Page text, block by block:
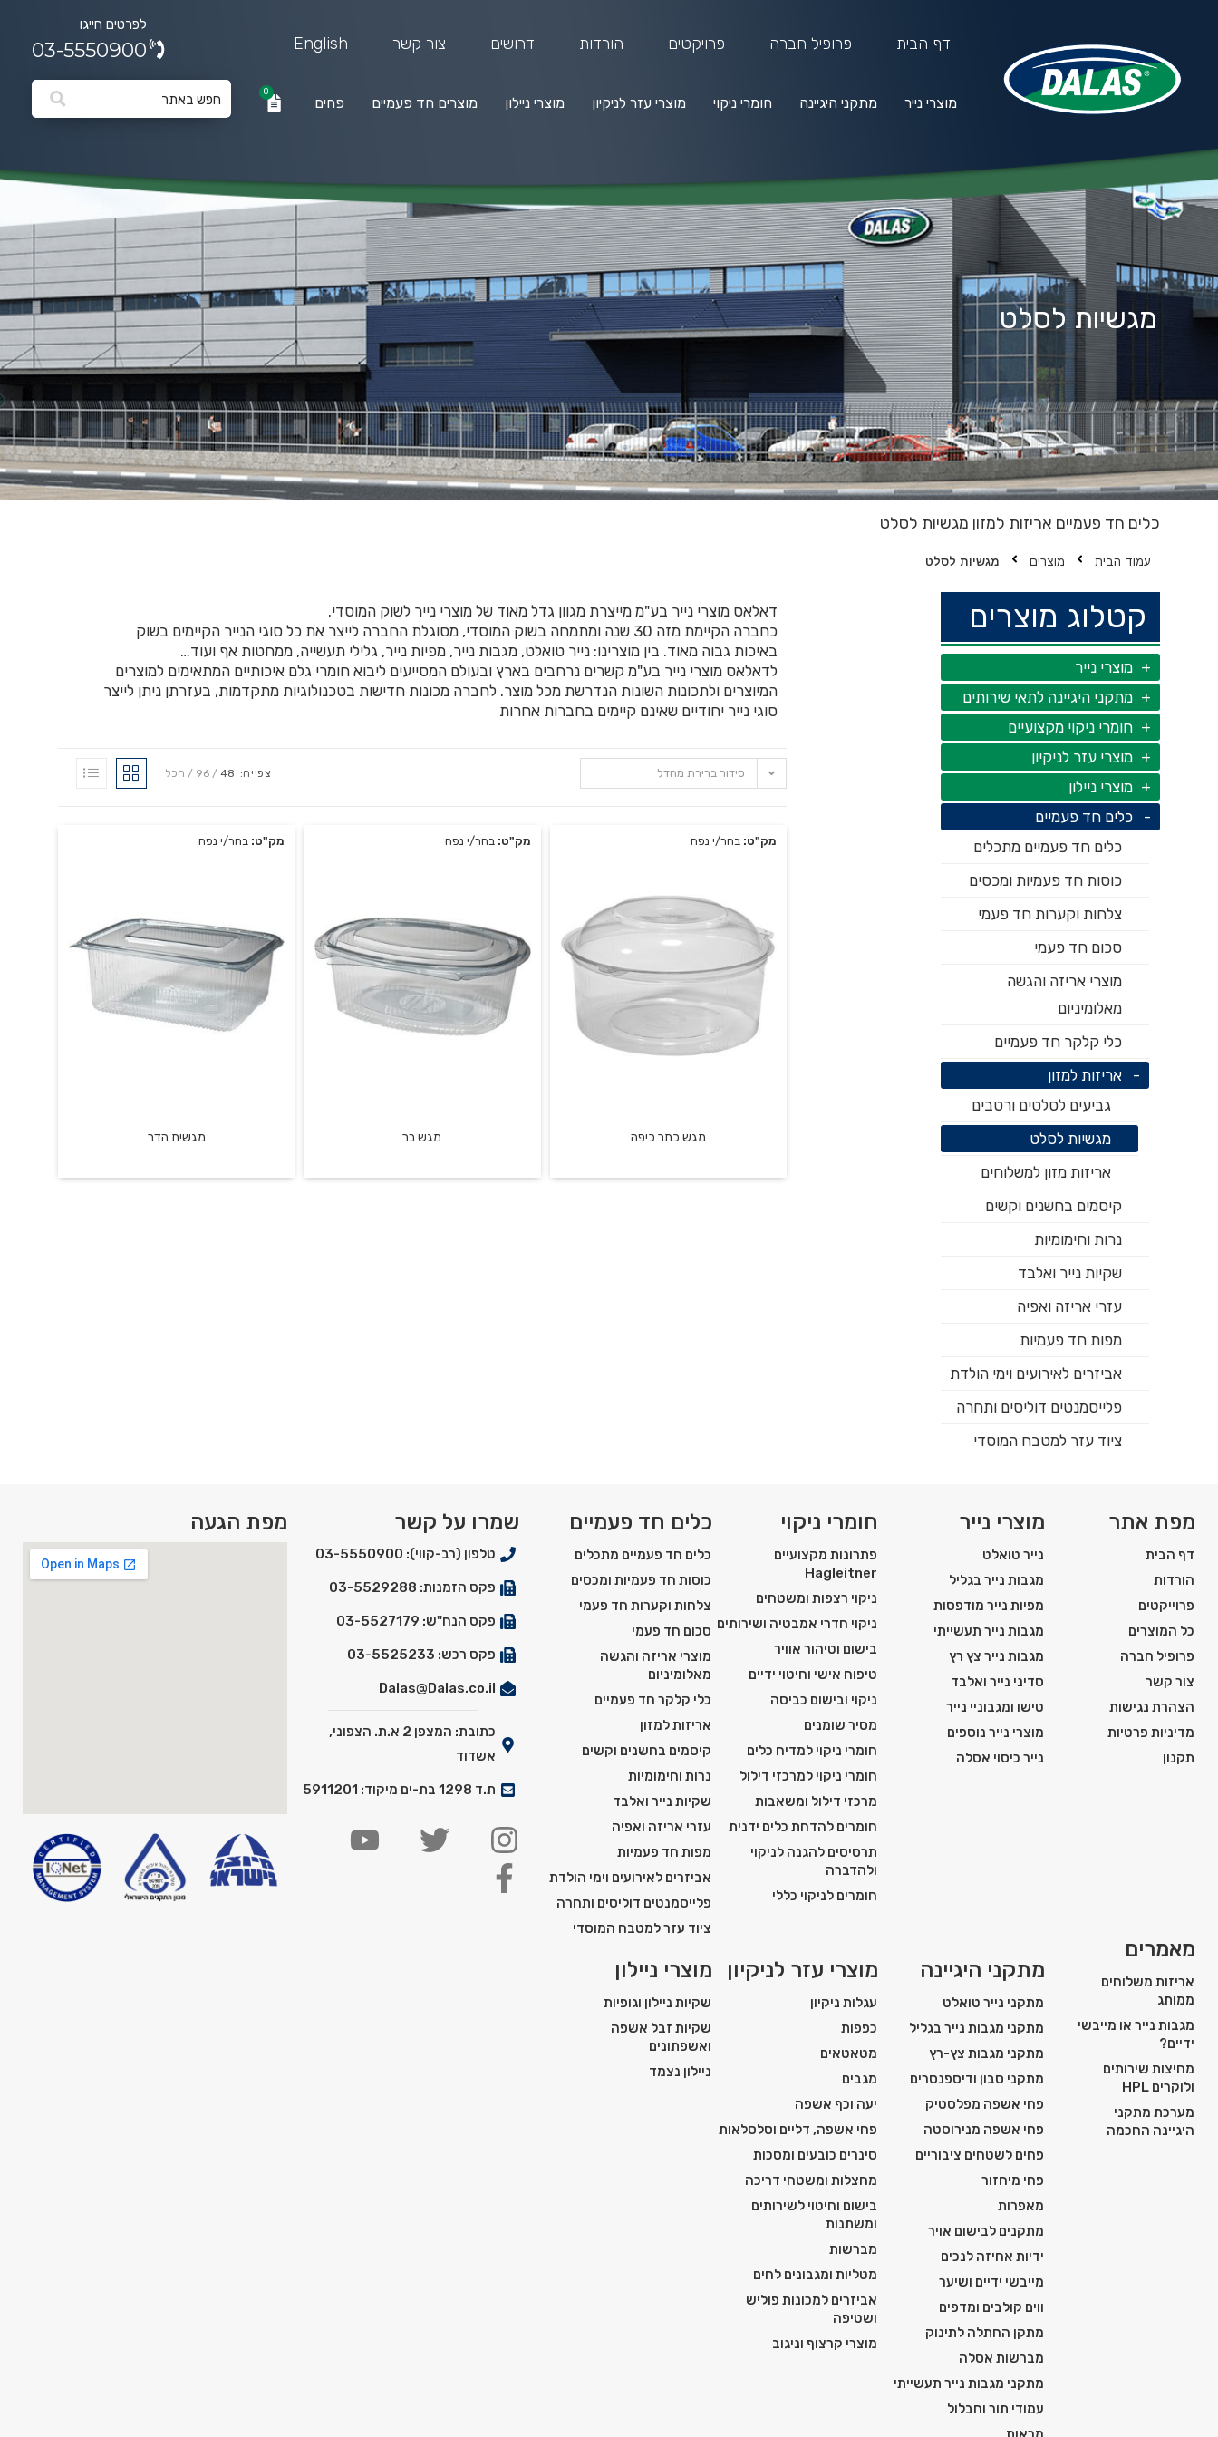
דף הבית פרופיל חברה פרויקטים הורדות דרושים צור קשר English
לפרטים חייגו
03-5550900
מוצרי נייר מתקני היגיינה חומרי ניקוי מוצרי עזר לניקיון מוצרי ניילון מוצרים חד פעמיים פחים
0
מוצרי נייר מתקני היגיינה חומרי ניקוי מוצרי עזר לניקיון מוצרי ניילון מוצרים חד פעמיים פחים
מגשיות לסלט
כלים חד פעמיים אריזות למזון מגשיות לסלט
עמוד הבית מוצרים מגשיות לסלט
קטלוג מוצרים
מוצרי נייר
מתקני היגיינה לתאי שירותים
חומרי ניקוי מקצועיים
מוצרי עזר לניקיון
מוצרי ניילון
כלים חד פעמיים
כלים חד פעמיים מתכלים
כוסות חד פעמיות ומכסים
צלחות וקערות חד פעמי
סכום חד פעמי
מוצרי אריזה והגשה
מאלומיניום
כלי קלקר חד פעמיים
אריזות למזון
גביעים לסלטים ורטבים
מגשיות לסלט
אריזות מזון למשלוחים
קיסמים בחשנים וקשים
נרות וחימומיות
שקיות נייר ואלבד
עזרי אריזה ואפיה
מפות חד פעמיות
אביזרים לאירועים וימי הולדת
פלייסמנטים דוליסים ותחרה
ציוד עזר למטבח המוסדי
דאלאס מוצרי נייר בע"מ מייצרת מגוון גדל מאוד של מוצרי נייר לשוק המוסדי.
כחברה הקיימת מזה 30 שנה ומתמחה בשוק המוסדי, מסוגלת החברה לייצר את כל סוגי הנייר הקיימים בשוק
באיכות גבוה מאוד. בין מוצרינו: נייר טואלט, מגבות נייר, מפיות נייר, גלילי תעשייה, ממחטות אף ועוד…
לדאלאס מוצרי נייר בע"מ קשרים נרחבים בארץ ובעולם המסייעים ליבוא חומרי גלם איכותיים המתאימים למוצרים
המיוצרים ולתכונות השונות הנדרשת מכל מוצר. לחברה מכונות חדישות בטכנולוגיות מתקדמות, בעזרתן ניתן לייצר
סוגי נייר יחודיים שאינם קיימים בחברות אחרות
סידור ברירת מחדל צפייה: 48
96 הכל
מק"ט: בחר/י נפח
מגש כתר כיפה
מק"ט: בחר/י נפח
מגש בר
מק"ט: בחר/י נפח
מגשית הדר
מפת אתר
דף הבית
הורדות
פרוייקטים
כל המוצרים
פרופיל חברה
צור קשר
הצהרת נגישות
מדיניות פרטיות
תקנון
מאמרים
אריזות משלוחים
ממותג
מגבות נייר או מייבשי
ידיים?
מחיצות שירותים
ולוקרים HPL
מערכת מתקני
היגיינה החכמה
מוצרי נייר
נייר טואלט
מגבות נייר בגליל
מפיות נייר מודפסות
מגבות נייר תעשייתי
מגבות נייר צץ רץ
סדיני נייר ואלבד
טישו ומגבוניי נייר
מוצרי נייר נוספים
נייר כיסוי אסלה
חומרי ניקוי
פתרונות מקצועיים
Hagleitner
ניקוי רצפות ומשטחים
ניקוי חדרי אמבטיה ושירותים
בישום וטיהור אוויר
טיפוח אישי וחיטוי ידיים
ניקוי ובישום כביסה
מסיר שומנים
חומרי ניקוי למדיח כלים
חומרי ניקוי למרכזי דילול
מרכזי דילול ומשאבות
חומרים להדחת כלים ידנית
תרסיסים להגנה לניקוי
ולהדברה
חומרים לניקוי כללי
כלים חד פעמיים
כלים חד פעמיים מתכלים
כוסות חד פעמיות ומכסים
צלחות וקערות חד פעמי
סכום חד פעמי
מוצרי אריזה והגשה
מאלומיניום
כלי קלקר חד פעמיים
אריזות למזון
קיסמים בחשנים וקשים
נרות וחימומיות
שקיות נייר ואלבד
עזרי אריזה ואפיה
מפות חד פעמיות
אביזרים לאירועים וימי הולדת
פלייסמנטים דוליסים ותחרה
ציוד עזר למטבח המוסדי
מתקני היגיינה
מתקני נייר טואלט
מתקני מגבות נייר בגליל
מתקני מגבות צץ-רץ
מתקני סבון ודיספנסרים
פחי אשפה מפלסטיק
פחי אשפה מנירוסטה
פחים לשטחים ציבוריים
פחי מיחזור
מאפרות
מתקנים לבישום אויר
ידיות אחיזה לנכים
מייבשי ידיים ושיער
ווים קולבים ומדפים
מתקן החתלה לתינוק
מברשות אסלה
מתקני מגבות נייר תעשייתי
עמודי תור וחבלול
מוצרי עזר לניקיון
עגלות ניקיון
כפפות
מטאטאים
מגבים
יעה וכף אשפה
פחי אשפה, דליים וסלסלאות
סינרים כובעים ומסכות
מחצלות ומשטחי דריכה
בישום וחיטוי לשירותים
ומשתנות
מברשות
מטליות ומגבונים לחים
אביזרים למכונות פוליש
ושטיפה
מוצרי קרצוף וניגוב
מוצרי ניילון
שקיות ניילון וגופיות
שקיות זבל אשפה
ואשפתונים
ניילון נצמד
שמרו על קשר
טלפון (רב-קווי): 03-5550900
פקס הזמנות: 03-5529288
פקס הנח"ש: 03-5527179
פקס רכש: 03-5525233
Dalas@Dalas.co.il
כתובת: המצפן 2 א.ת. הצפוני,
אשדוד
ת.ד 1298 בת-ים מיקוד: 5911201
מפת הגעה